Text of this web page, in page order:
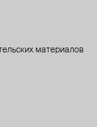
материалов